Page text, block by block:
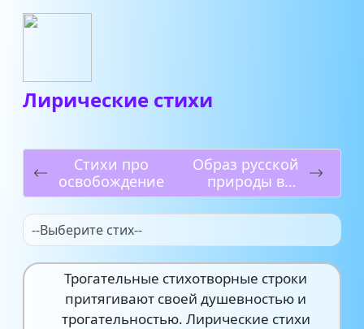
Лирические стихи
Стихи про
освобождение
Образ русской
природы в
стихах
--Выберите стих--
Трогательные стихотворные строки
притягивают своей душевностью и
трогательностью. Лирические стихи